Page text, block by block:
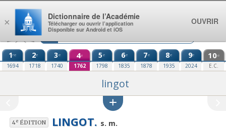
Aller au contenu
1re
1694
2e
1718
3e
1740
4e
1762
5e
1798
6e
1835
7e
1878
8e
1935
9e
2024
10e
E.C.
lingot
4eÉDITION LINGOT. s. m.
×
Dictionnaire de l’Académie
Télécharger ou ouvrir l’application
Disponible sur Android et iOS
OUVRIR